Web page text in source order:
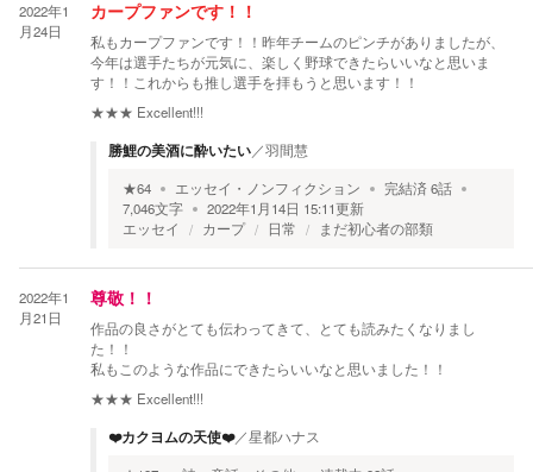
2022年1
月24日
カープファンです！！
私もカープファンです！！昨年チームのピンチがありましたが、
今年は選手たちが元気に、楽しく野球できたらいいなと思いま
す！！これからも推し選手を拝もうと思います！！
★★★ Excellent!!!
勝鯉の美酒に酔いたい／羽間慧
★64 エッセイ・ノンフィクション 完結済6話
7,046文字 2022年1月14日 15:11更新
エッセイ
カープ 日常 まだ初心者の部類
2022年1
月21日
尊敬！！
作品の良さがとても伝わってきて、とても読みたくなりまし
た！！
私もこのような作品にできたらいいなと思いました！！
★★★ Excellent!!!
❤️カクヨムの天使❤️／星都ハナス